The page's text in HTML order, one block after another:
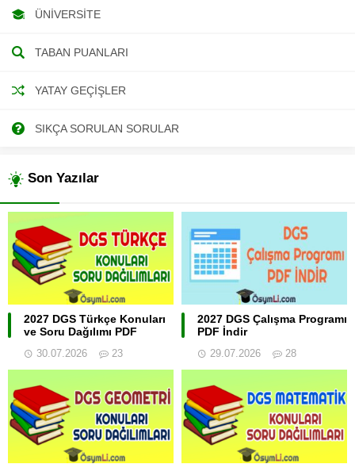
ÜNIVERSITE
TABAN PUANLARI
YATAY GEÇIŞLER
SIKÇA SORULAN SORULAR
Son Yazılar
2027 DGS Türkçe Konuları
ve Soru Dağılımı PDF
30.07.2026 23
2027 DGS Çalışma Programı
PDF İndir
29.07.2026 28